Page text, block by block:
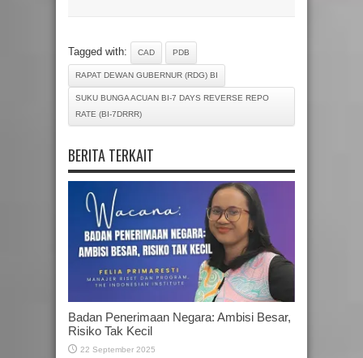
Tagged with: CAD PDB
RAPAT DEWAN GUBERNUR (RDG) BI
SUKU BUNGA ACUAN BI-7 DAYS REVERSE REPO
RATE (BI-7DRRR)
BERITA TERKAIT
Badan Penerimaan Negara: Ambisi Besar,
Risiko Tak Kecil
22 September 2025